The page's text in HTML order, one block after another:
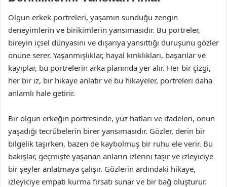
Olgun erkek portreleri, yaşamın sunduğu zengin
deneyimlerin ve birikimlerin yansımasıdır. Bu portreler,
bireyin içsel dünyasını ve dışarıya yansıttığı duruşunu gözler
önüne serer. Yaşanmışlıklar, hayal kırıklıkları, başarılar ve
kayıplar, bu portrelerin arka planında yer alır. Her bir çizgi,
her bir iz, bir hikaye anlatır ve bu hikayeler, portreleri daha
anlamlı hale getirir.
Bir olgun erkeğin portresinde, yüz hatları ve ifadeleri, onun
yaşadığı tecrübelerin birer yansımasıdır. Gözler, derin bir
bilgelik taşırken, bazen de kaybolmuş bir ruhu ele verir. Bu
bakışlar, geçmişte yaşanan anların izlerini taşır ve izleyiciye
bir şeyler anlatmaya çalışır. Gözlerin ardındaki hikaye,
izleyiciye empati kurma fırsatı sunar ve bir bağ oluşturur.